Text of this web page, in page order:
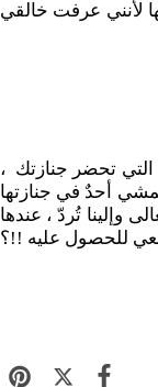
لأنني عرفت خالقي
تحضر جنازتك ،
أحدٌ في جنازتها
وإلينا تُردّ ، عندها
للحصول عليه !!؟